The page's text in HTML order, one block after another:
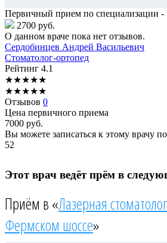
Первичный прием по специализации -
2700 руб.
О данном враче пока нет отзывов.
Сердобинцев Андрей Васильевич
Стоматолог-ортопед
Рейтинг 4.1
★★★★★
★★★★★
Отзывов 0
Цена первичного приема
7000 руб.
Вы можете записаться к этому врачу
52
Этот врач ведёт прём в
Приём в «Лазерная
Фермском шоссе»